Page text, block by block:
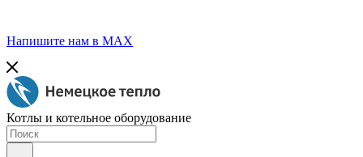
Напишите нам в МАХ
Котлы и котельное оборудование